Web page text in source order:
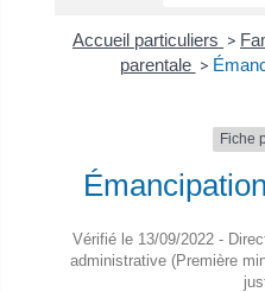
Accueil particuliers >
parentale >
Fiche
Vérifié le 13/09/2022 -
administrative (Première